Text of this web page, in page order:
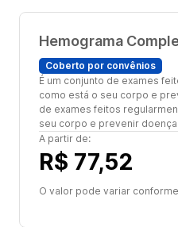
Hemograma
Coberto por convênios
É um conjunto de exames
como está o seu corpo e
de exames feitos
seu corpo e prevenir
A partir de:
R$ 77,52
O valor pode variar